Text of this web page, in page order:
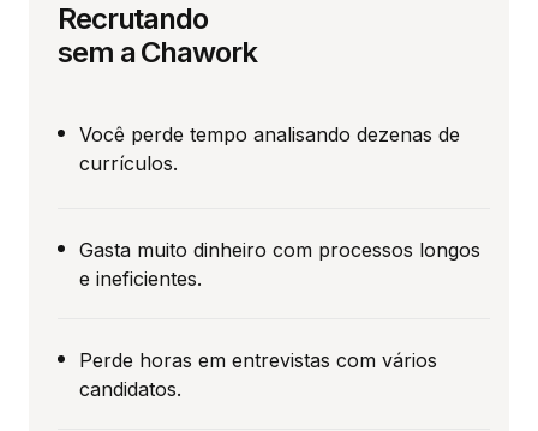
Recrutando
sem a Chawork
Você perde tempo analisando dezenas de
currículos.
Gasta muito dinheiro com processos longos
e ineficientes.
Perde horas em entrevistas com vários
candidatos.